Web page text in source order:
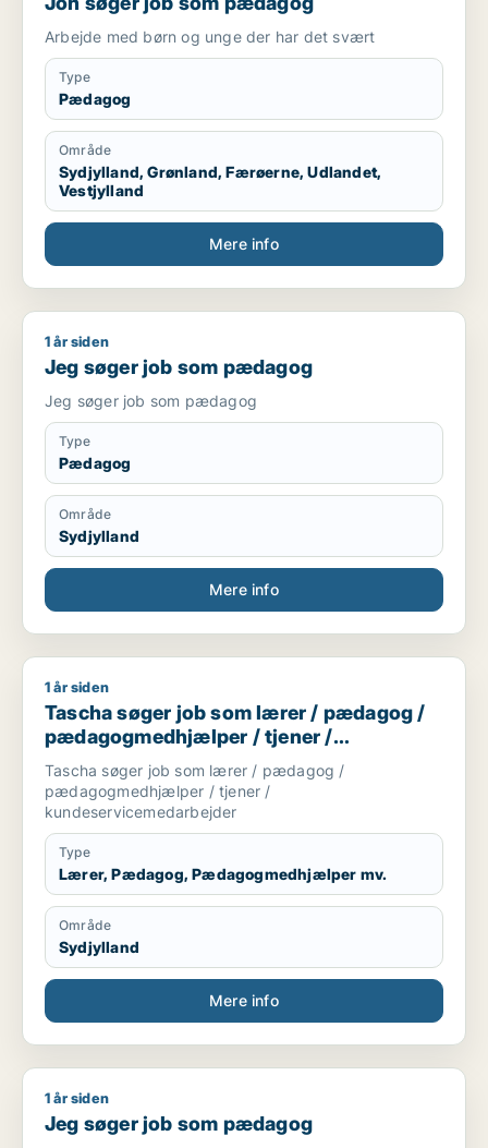
Arbejde med børn og unge der har det svært
Type
Pædagog
Område
Sydjylland, Grønland, Færøerne, Udlandet,
Vestjylland
Mere info
Jeg søger job som pædagog
1 år siden
Jeg søger job som pædagog
Jeg søger job som pædagog
Type
Pædagog
Område
Sydjylland
Mere info
Tascha søger job som lærer / pædagog /
1 år siden
Tascha søger job som lærer / pædagog /
pædagogmedhjælper / tjener /
kundeservicemedarbejder
Tascha søger job som lærer / pædagog /
pædagogmedhjælper / tjener /
kundeservicemedarbejder
Type
Lærer, Pædagog, Pædagogmedhjælper mv.
Område
Sydjylland
Mere info
Jeg søger job som pædagog
1 år siden
Jeg søger job som pædagog